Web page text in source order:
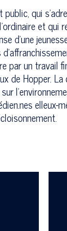
qui
et
d’une
par un
de Hopper.